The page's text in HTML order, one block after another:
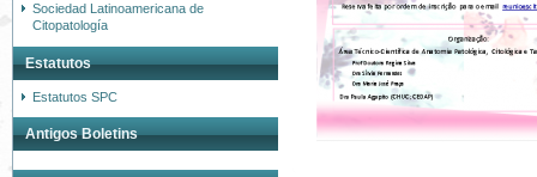
Sociedad Latinoamericana de
Citopatología
Estatutos
Estatutos SPC
Antigos Boletins